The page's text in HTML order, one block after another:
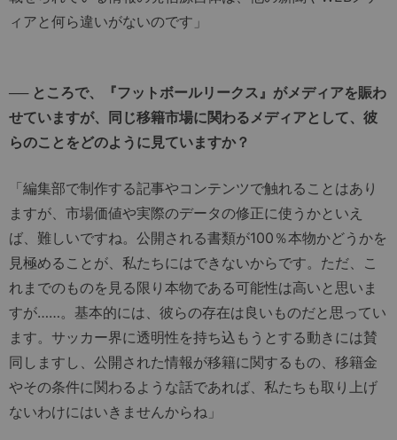
ィアと何ら違いがないのです」
── ところで、『フットボールリークス』がメディアを賑わ
せていますが、同じ移籍市場に関わるメディアとして、彼
らのことをどのように見ていますか？
「編集部で制作する記事やコンテンツで触れることはあり
ますが、市場価値や実際のデータの修正に使うかといえ
ば、難しいですね。公開される書類が100％本物かどうかを
見極めることが、私たちにはできないからです。ただ、こ
れまでのものを見る限り本物である可能性は高いと思いま
すが……。基本的には、彼らの存在は良いものだと思ってい
ます。サッカー界に透明性を持ち込もうとする動きには賛
同しますし、公開された情報が移籍に関するもの、移籍金
やその条件に関わるような話であれば、私たちも取り上げ
ないわけにはいきませんからね」